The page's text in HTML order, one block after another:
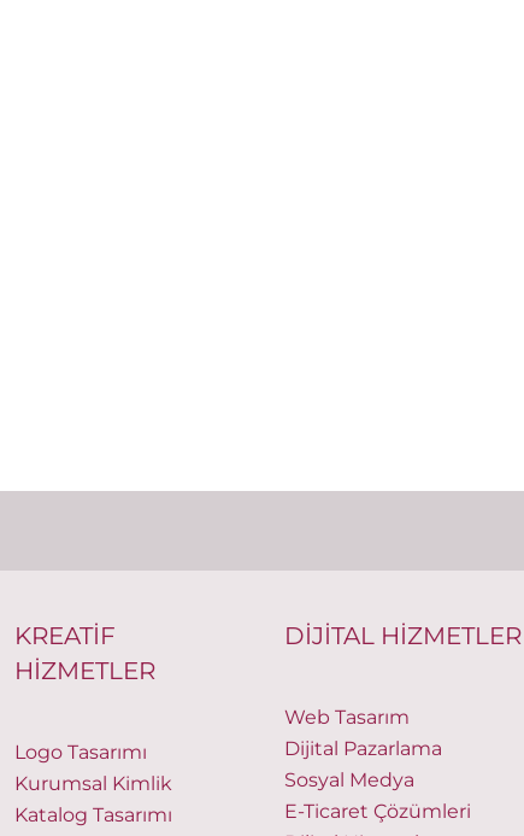
KREATİF
HİZMETLER
Logo Tasarımı
Kurumsal Kimlik
Katalog Tasarımı
DİJİTAL HİZMETLER
Web Tasarım
Dijital Pazarlama
Sosyal Medya
E-Ticaret Çözümleri